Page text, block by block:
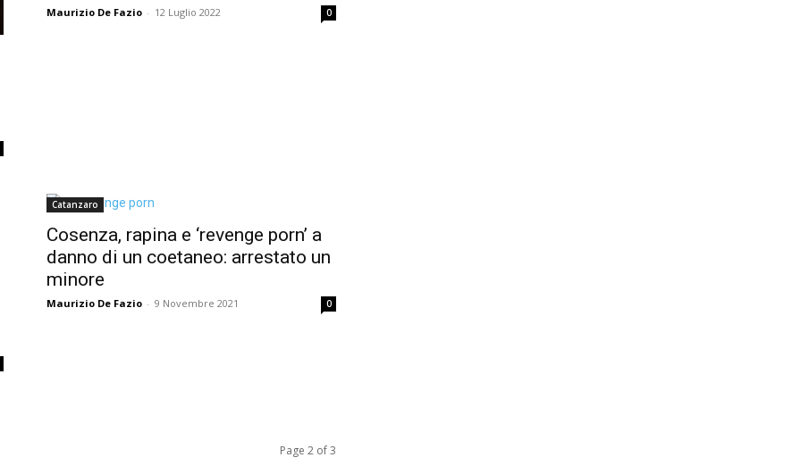
Maurizio De Fazio - 12 Luglio 2022 0
Catanzaro
Cosenza, rapina e ‘revenge porn’ a
danno di un coetaneo: arrestato un
minore
Maurizio De Fazio - 9 Novembre 2021 0
Page 2 of 3